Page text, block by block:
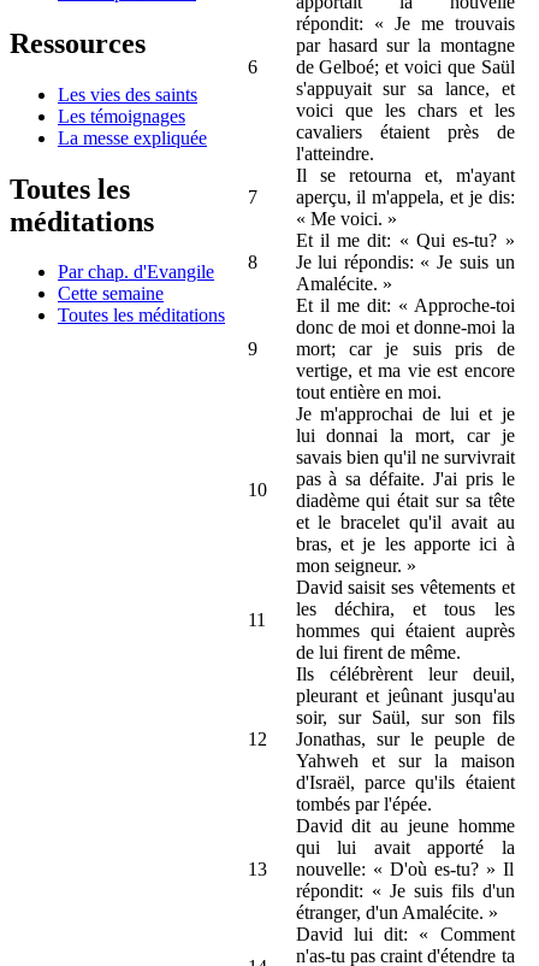
Ressources
Les vies des saints
Les témoignages
La messe expliquée
Toutes les
méditations
Par chap. d'Evangile
Cette semaine
Toutes les méditations
6
répondit: « Je me trouvais
par hasard sur la montagne
de Gelboé; et voici que Saül
s'appuyait sur sa lance, et
voici que les chars et les
cavaliers étaient près de
l'atteindre.
7
Il se retourna et, m'ayant
aperçu, il m'appela, et je dis:
« Me voici. »
8
Et il me dit: « Qui es-tu? »
Je lui répondis: « Je suis un
Amalécite. »
9
Et il me dit: « Approche-toi
donc de moi et donne-moi la
mort; car je suis pris de
vertige, et ma vie est encore
tout entière en moi.
10
Je m'approchai de lui et je
lui donnai la mort, car je
savais bien qu'il ne survivrait
pas à sa défaite. J'ai pris le
diadème qui était sur sa tête
et le bracelet qu'il avait au
bras, et je les apporte ici à
mon seigneur. »
11
David saisit ses vêtements et
les déchira, et tous les
hommes qui étaient auprès
de lui firent de même.
12
Ils célébrèrent leur deuil,
pleurant et jeûnant jusqu'au
soir, sur Saül, sur son fils
Jonathas, sur le peuple de
Yahweh et sur la maison
d'Israël, parce qu'ils étaient
tombés par l'épée.
13
David dit au jeune homme
qui lui avait apporté la
nouvelle: « D'où es-tu? » Il
répondit: « Je suis fils d'un
étranger, d'un Amalécite. »
David lui dit: « Comment
n'as-tu pas craint d'étendre ta